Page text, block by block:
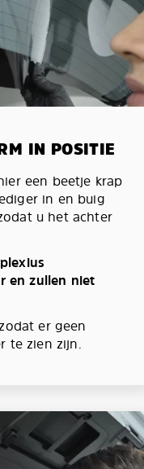
IN POSITIE
een beetje krap
in en buig
u het achter
en zullen niet
er geen
te zien zijn.